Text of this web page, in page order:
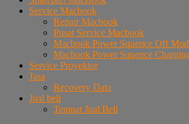
Service Macbook
Repair Macbook
Pusat Service Macbook
Macbook Power Squence Off
Macbook Power Squence
Service Proyektor
Jasa
Recovery Data
Jual beli
Tempat Jual Beli